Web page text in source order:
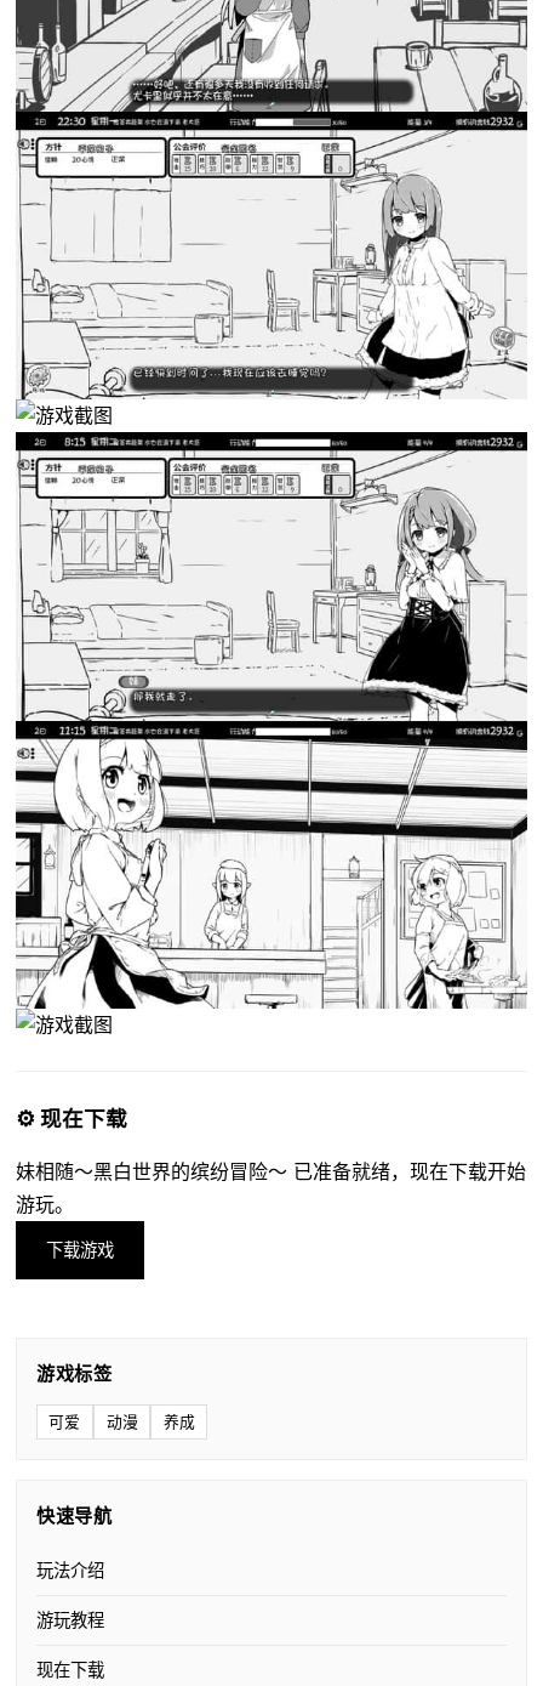
⚙️ 现在下载
妹相随～黑白世界的缤纷冒险～ 已准备就绪，现在下载开始
游玩。
下载游戏
游戏标签
可爱 动漫 养成
快速导航
玩法介绍
游玩教程
现在下载